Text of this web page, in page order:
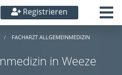
Registrieren
FACHARZT ALLGEMEINMEDIZIN
in Weeze